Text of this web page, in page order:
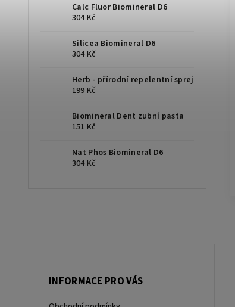
Calc Fluor Biomineral D6
304 Kč
Silicea Biomineral D6
304 Kč
Herb - přírodní repelentní sprej
199 Kč
Biomineral Dent zubní pasta
151 Kč
Nat Phos Biomineral D6
304 Kč
INFORMACE PRO VÁS